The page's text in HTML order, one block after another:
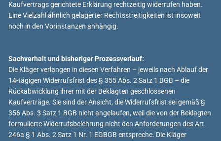
Kaufvertrags gerichtete Erklärung rechtzeitig widerrufen haben.
Eine Vielzahl ähnlich gelagerter Rechtsstreitigkeiten ist insoweit
noch in den Vorinstanzen anhängig.
Sachverhalt und bisheriger Prozessverlauf:
Die Kläger verlangen in diesen Verfahren – jeweils nach Ablauf der
14-tägigen Widerrufsfrist des § 355 Abs. 2 Satz 1 BGB – die
Rückabwicklung ihrer mit der Beklagten geschlossenen
Kaufverträge. Sie sind der Ansicht, die Widerrufsfrist sei gemäß §
356 Abs. 3 Satz 1 BGB nicht angelaufen, weil die von der Beklagten
formulierte Widerrufsbelehrung nicht den Anforderungen des Art.
246a § 1 Abs. 2 Satz 1 Nr. 1 EGBGB entspreche. Die Kläger